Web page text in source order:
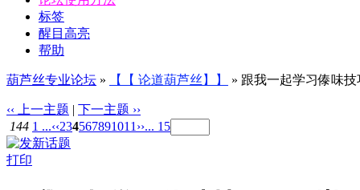
标签
醒目高亮
帮助
葫芦丝专业论坛 » 【【 论道葫芦丝】】 » 跟我一起学习傣味
‹‹ 上一主题 | 下一主题 ››
144 1 ...‹‹234567891011 ››... 15
打印